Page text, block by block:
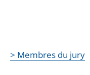
> Membres du jury